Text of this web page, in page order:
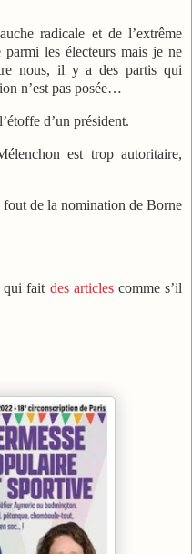
radicale et de l’extrême
les électeurs mais je ne
nous, il y a des partis qui
n’est pas posée…
d’un président.
est trop autoritaire,
de la nomination de Borne
qui fait des articlescomme s’il